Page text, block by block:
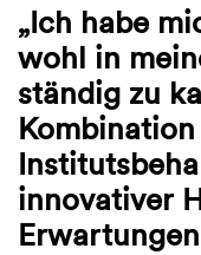
„Ich habe
wohl in
ständig zu
innovativer